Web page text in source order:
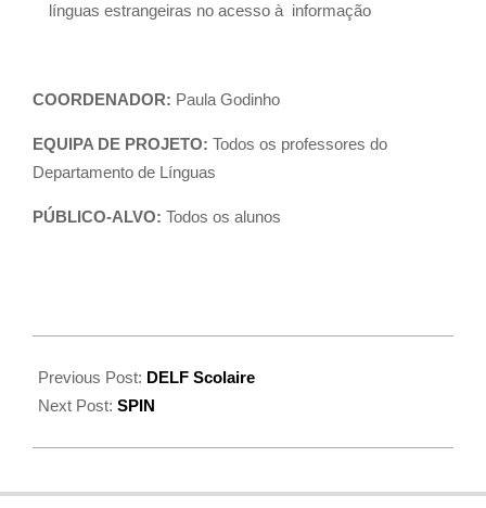
línguas estrangeiras no acesso à informação
COORDENADOR: Paula Godinho
EQUIPA DE PROJETO: Todos os professores do
Departamento de Línguas
PÚBLICO-ALVO: Todos os alunos
Previous Post: DELF Scolaire
Next Post: SPIN